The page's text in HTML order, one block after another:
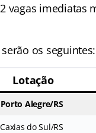
vagas
os seguintes:
Lotação
Porto Alegre/RS
Caxias do Sul/RS